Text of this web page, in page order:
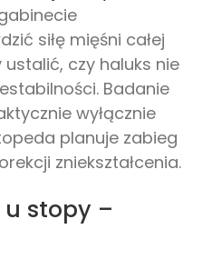
siłę mięśni całej
czy haluks nie
Badanie
wyłącznie
planuje zabieg
zniekształcenia.
stopy –